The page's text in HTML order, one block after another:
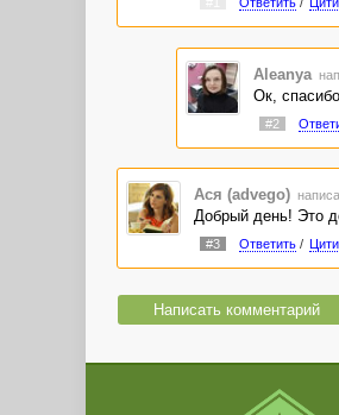
Aleanya
Ок,
#2
Ася (advego)
Добрый день! Это
#3 Ответить/
Написать комментарий